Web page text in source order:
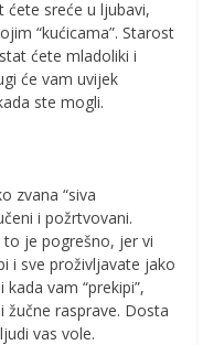
sreće u ljubavi,
“kućicama”. Starost
ćete mladoliki i
će vam uvijek
ste mogli.
zvana “siva
i požrtvovani.
je pogrešno, jer vi
i sve proživljavate jako
vam “prekipi”,
žučne rasprave. Dosta
vas vole.